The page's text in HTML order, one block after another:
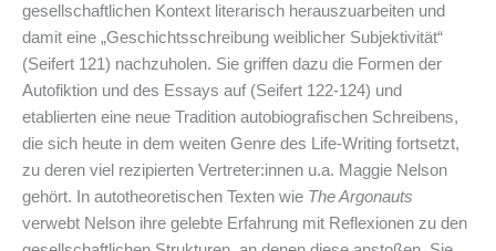
gesellschaftlichen Kontext literarisch herauszuarbeiten und
damit eine „Geschichtsschreibung weiblicher Subjektivität“
(Seifert 121) nachzuholen. Sie griffen dazu die Formen der
Autofiktion und des Essays auf (Seifert 122-124) und
etablierten eine neue Tradition autobiografischen Schreibens,
die sich heute in dem weiten Genre des Life-Writing fortsetzt,
zu deren viel rezipierten Vertreter:innen u.a. Maggie Nelson
gehört. In autotheoretischen Texten wie The Argonauts
verwebt Nelson ihre gelebte Erfahrung mit Reflexionen zu den